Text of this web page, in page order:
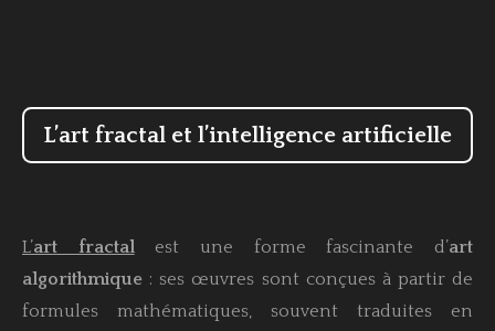
L’art fractal et l’intelligence artificielle
L’art fractalest une forme fascinante d’art
algorithmique : ses œuvres sont conçues à partir de
formules mathématiques, souvent traduites en